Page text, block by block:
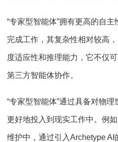
“专家型智能体”拥有更高的自
完成工作，其复杂性相对较高
度适应性和推理能力，它不仅
第三方智能体协作。
“专家型智能体”通过具备对物
更好地投入到现实工作中。例
维护中，通过引入Archetype